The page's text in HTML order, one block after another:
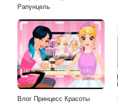
Рапунцель
Влог Принцесс Красоты